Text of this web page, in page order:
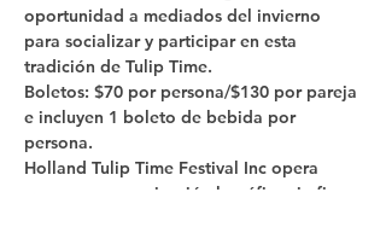
oportunidad a mediados del invierno
para socializar y participar en esta
tradición de Tulip Time.
Boletos: $70 por persona/$130 por pareja
e incluyen 1 boleto de bebida por
persona.
Holland Tulip Time Festival Inc opera
como una organización benéfica sin fines